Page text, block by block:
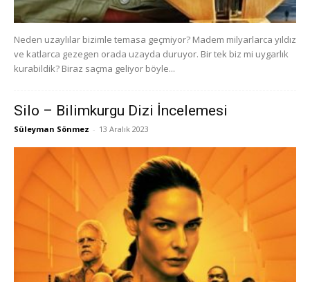
Neden uzaylılar bizimle temasa geçmiyor? Madem milyarlarca yıldız
ve katlarca gezegen orada uzayda duruyor. Bir tek biz mi uygarlık
kurabildik? Biraz saçma geliyor böyle...
Silo – Bilimkurgu Dizi İncelemesi
Süleyman Sönmez - 13 Aralık 2023